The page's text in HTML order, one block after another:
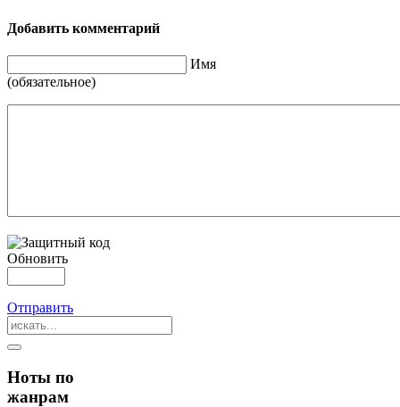
Добавить комментарий
Имя
(обязательное)
Обновить
Отправить
Ноты по
жанрам